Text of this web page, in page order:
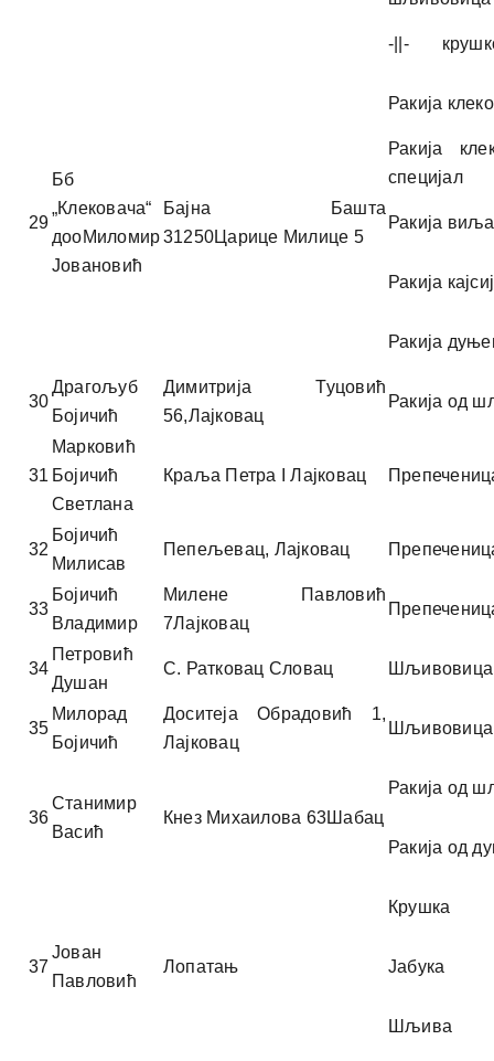
-||-
29
Бб
„Клековача“
дооМиломир
Јовановић
Бајна Башта
31250Царице Милице 5
Ракија
Ракија
специјал
Ракија
Ракија
Ракија
30
Драгољуб
Бојичић
Димитрија Туцовић
56,Лајковац
Ракија од
31
Марковић
Бојичић
Светлана
Краља Петра I Лајковац
32
Бојичић
Милисав
Пепељевац, Лајковац
33
Бојичић
Владимир
Милене Павловић
7Лајковац
34
Петровић
Душан
С. Ратковац Словац Шљивовица
35
Милорад
Бојичић
Доситеја Обрадовић 1,
Лајковац
Шљивовица
36
Станимир
Васић
Кнез Михаилова 63Шабац
Ракија од
Ракија од
37
Јован
Павловић
Лопатањ
Крушка
Јабука
Шљива